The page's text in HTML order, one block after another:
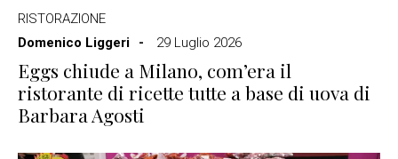
RISTORAZIONE
Domenico Liggeri
29 Luglio 2026
Eggs chiude a Milano, com’era il
ristorante di ricette tutte a base di uova di
Barbara Agosti